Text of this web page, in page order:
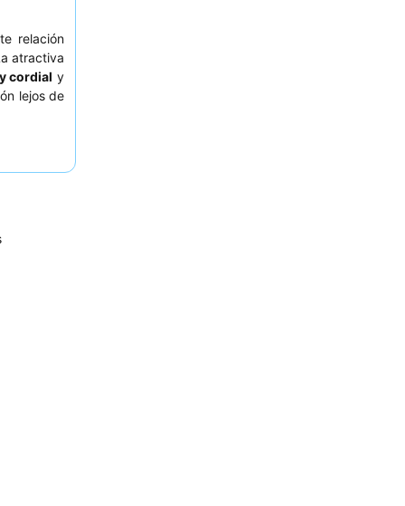
relación
atractiva
cordial y
lejos de